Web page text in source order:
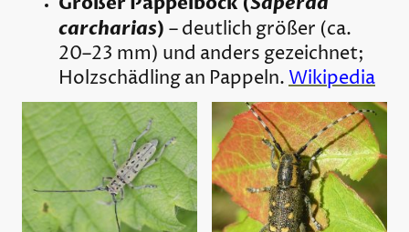
carcharias) – deutlich größer (ca.
20–23 mm) und anders gezeichnet;
Holzschädling an Pappeln.Wikipedia